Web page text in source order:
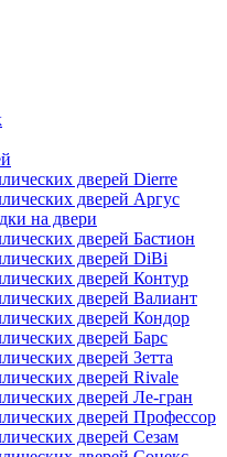
дверей Dierre
дверей Аргус
на двери
дверей Бастион
дверей DiBi
дверей Контур
дверей Валиант
дверей Кондор
дверей Барс
дверей Зетта
дверей Rivale
дверей Ле-гран
дверей Профессор
дверей Сезам